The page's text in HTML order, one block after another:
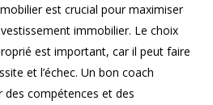
est crucial pour maximiser
immobilier. Le choix
est important, car il peut faire
et l’échec. Un bon coach
compétences et des